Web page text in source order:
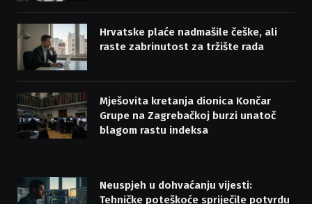
Hrvatske plaće nadmašile češke, ali
raste zabrinutost za tržište rada
Mješovita kretanja dionica Končar
Grupe na Zagrebačkoj burzi unatoč
blagom rastu indeksa
Neuspjeh u dohvaćanju vijesti:
Tehničke poteškoće spriječile potvrdu